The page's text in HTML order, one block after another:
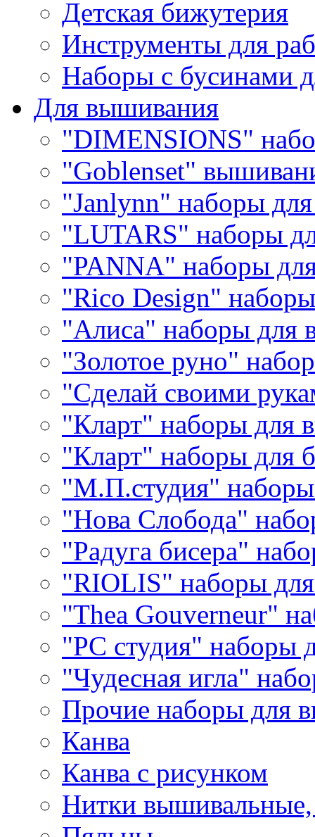
Детская бижутерия
Инструменты для
Наборы с бусинами
Для вышивания
"DIMENSIONS"
"Goblenset"
"Janlynn" наборы
"LUTARS" наборы
"PANNA" наборы
"Rico Design"
"Алиса" наборы для
"Золотое руно"
"Сделай своими
"Кларт" наборы для
"Кларт" наборы для
"М.П.студия"
"Нова Слобода"
"Радуга бисера"
"RIOLIS" наборы
"Thea Gouverneur"
"РС студия" наборы
"Чудесная игла"
Прочие наборы для
Канва
Канва с рисунком
Нитки